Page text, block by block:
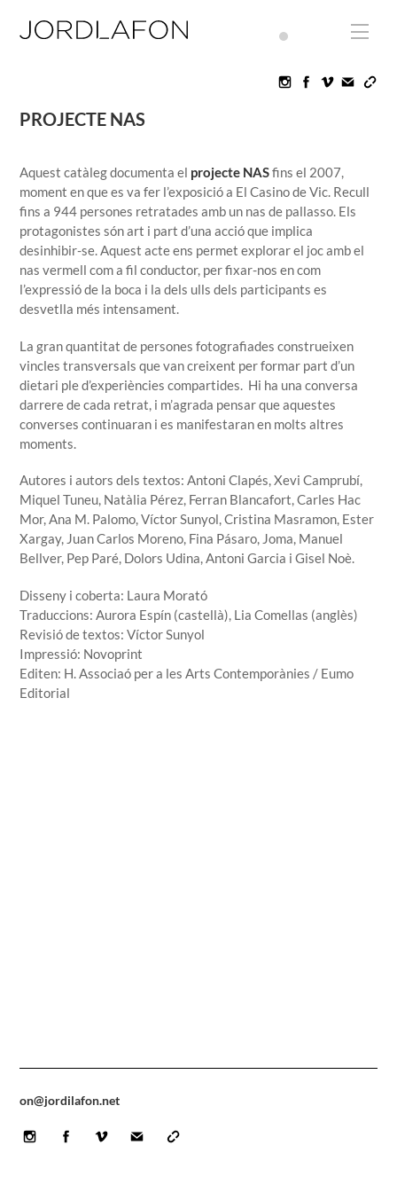
IconIconIcon
PROJECTE NAS
Aquest catàleg documenta el projecte NASfins el 2007,
moment en que es va fer l’exposició a El Casino de Vic. Recull
fins a 944 persones retratades amb un nas de pallasso. Els
protagonistes són art i part d’una acció que implica
desinhibir-se. Aquest acte ens permet explorar el joc amb el
nas vermell com a fil conductor, per fixar-nos en com
l’expressió de la boca i la dels ulls dels participants es
desvetlla més intensament.
La gran quantitat de persones fotografiades construeixen
vincles transversals que van creixent per formar part d’un
dietari ple d’experiències compartides.
Hi ha una conversa
darrere de cada retrat, i m’agrada pensar que aquestes
converses continuaran i es manifestaran en molts altres
moments.
Autores i autors dels textos: Antoni Clapés, Xevi Camprubí,
Miquel Tuneu, Natàlia Pérez, Ferran Blancafort, Carles Hac
Mor, Ana M. Palomo, Víctor Sunyol, Cristina Masramon, Ester
Xargay, Juan Carlos Moreno, Fina Pásaro, Joma, Manuel
Bellver, Pep Paré, Dolors Udina, Antoni Garcia i Gisel Noè.
Disseny i coberta: Laura Morató
Traduccions: Aurora Espín (castellà), Lia Comellas (anglès)
Revisió de textos: Víctor Sunyol
Impressió: Novoprint
Editen: H. Associaó per a les Arts Contemporànies / Eumo
Editorial
on@jordilafon.net
Icon
Icon
Icon